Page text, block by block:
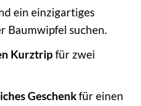
ein einzigartiges
Baumwipfel suchen.
Kurztripfür zwei
Geschenkfür einen